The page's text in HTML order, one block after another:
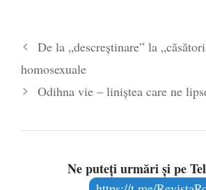
Ucraina - 22 septembrie
De la „descreștinare” la
homosexuale
Odihna vie – liniștea care ne
Ne puteți urmări și pe